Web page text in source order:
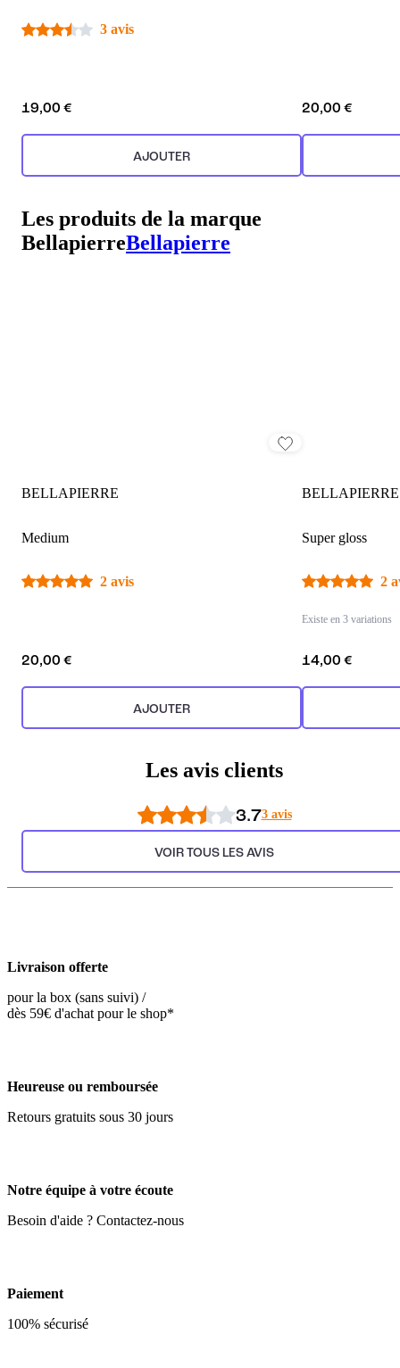
3 avis
19,00 €
AJOUTER
20,00 €
Les produits de la marque
BellapierreBellapierre
BELLAPIERRE
Medium
2 avis
20,00 €
AJOUTER
BELLAPIERRE
Super gloss
2
Existe en 3 variations
14,00 €
Les avis clients
3.73 avis
VOIR TOUS LES AVIS
Livraison offerte
pour la box (sans suivi) /
dès 59€ d'achat pour le shop*
Heureuse ou remboursée
Retours gratuits sous 30 jours
Notre équipe à votre écoute
Besoin d'aide ? Contactez-nous
Paiement
100% sécurisé